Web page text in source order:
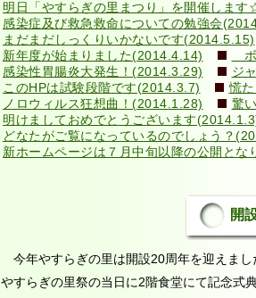
明日「やすらぎの里まつり」を開催しま
感染症及び救急救命についての勉強会
まだまだしっくりいかないです(2014.5.15)
新年度が始まりました(2014.4.14)
ボ
感染性胃腸炎大発生！(2014.3.29)
ジ
このHPは試験段階です(2014.3.7)
慌
ノロウィルス狂想曲！(2014.1.28)
驚
明けましておめでとうございます
どなたがご覧になっているのでしょう？
新ホームページは７月中旬以降の公開と
開
今年やすらぎの里は開設20周年を迎えまし
やすらぎの里祭の当日に2階食堂にて記念式